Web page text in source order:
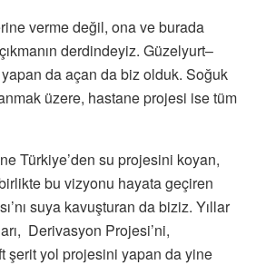
verme değil, ona ve burada
derdindeyiz. Güzelyurt–
da açan da biz olduk. Soğuk
üzere, hastane projesi ise tüm
Türkiye’den su projesini koyan,
bu vizyonu hayata geçiren
suya kavuşturan da biziz. Yıllar
Derivasyon Projesi’ni,
şerit yol projesini yapan da yine